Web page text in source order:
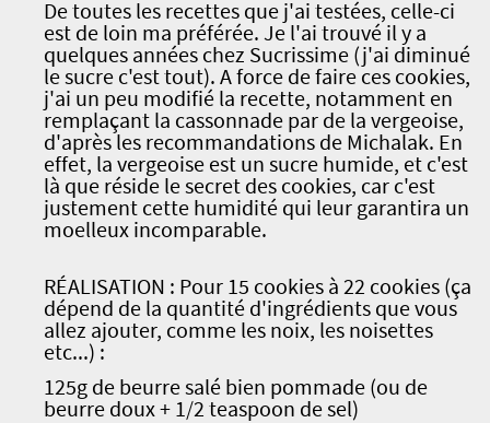
De toutes les recettes que j'ai testées, celle-ci
est de loin ma préférée. Je l'ai trouvé il y a
quelques années chez Sucrissime (j'ai diminué
le sucre c'est tout). A force de faire ces cookies,
j'ai un peu modifié la recette, notamment en
remplaçant la cassonnade par de la vergeoise,
d'après les recommandations de Michalak. En
effet, la vergeoise est un sucre humide, et c'est
là que réside le secret des cookies, car c'est
justement cette humidité qui leur garantira un
moelleux incomparable.
RÉALISATION : Pour 15 cookies à 22 cookies (ça
dépend de la quantité d'ingrédients que vous
allez ajouter, comme les noix, les noisettes
etc...) :
125g de beurre salé bien pommade (ou de
beurre doux + 1/2 teaspoon de sel)